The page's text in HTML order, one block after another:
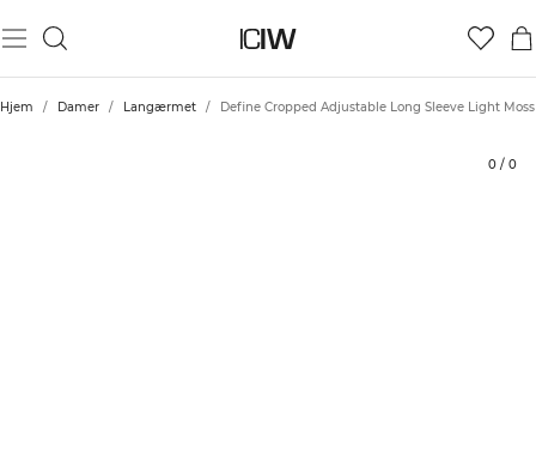
Hjem / Damer / Langærmet / Define Cropped Adjustable Long Sleeve Light Moss
0 / 0